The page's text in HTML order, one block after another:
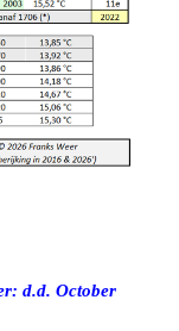
d.d. October